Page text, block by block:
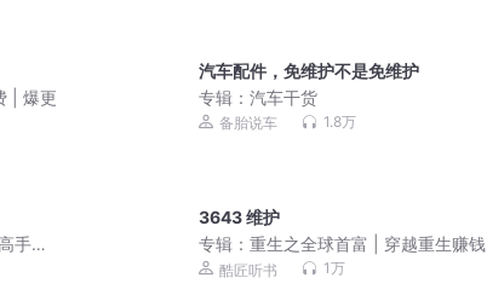
| 爆更
汽车配件，免维护不是免维护
专辑：汽车干货
备胎说车 1.8万
手下
3643 维护
专辑：重生之全球首富 | 穿越重生赚钱
扛把子
酷匠听书 1万